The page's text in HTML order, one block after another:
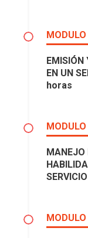
EMISIÓN
EN UN
horas
MANEJO